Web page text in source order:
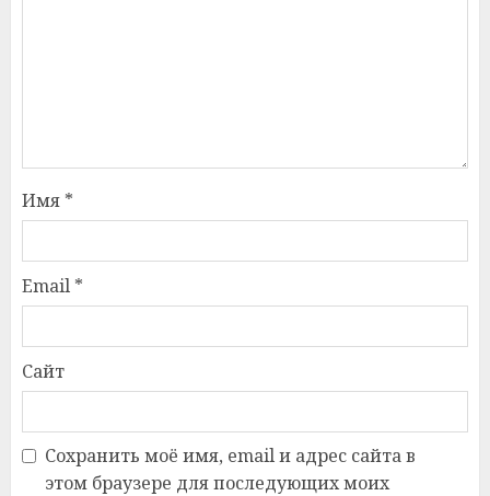
Имя *
Email *
Сайт
Сохранить моё имя, email и адрес сайта в
этом браузере для последующих моих